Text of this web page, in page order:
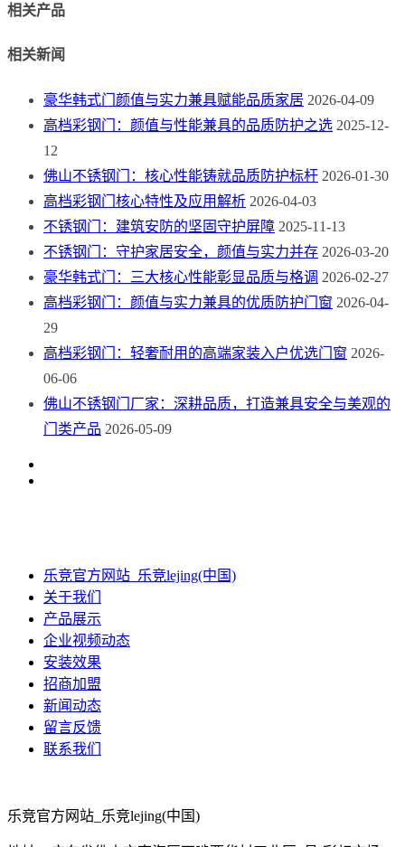
相关产品
相关新闻
豪华韩式门颜值与实力兼具赋能品质家居 2026-04-09
高档彩钢门：颜值与性能兼具的品质防护之选 2025-12-
12
佛山不锈钢门：核心性能铸就品质防护标杆 2026-01-30
高档彩钢门核心特性及应用解析 2026-04-03
不锈钢门：建筑安防的坚固守护屏障 2025-11-13
不锈钢门：守护家居安全，颜值与实力并存 2026-03-20
豪华韩式门：三大核心性能彰显品质与格调 2026-02-27
高档彩钢门：颜值与实力兼具的优质防护门窗 2026-04-
29
高档彩钢门：轻奢耐用的高端家装入户优选门窗 2026-
06-06
佛山不锈钢门厂家：深耕品质，打造兼具安全与美观的
门类产品 2026-05-09
乐竞官方网站_乐竞lejing(中国)
关于我们
产品展示
企业视频动态
安装效果
招商加盟
新闻动态
留言反馈
联系我们
乐竞官方网站_乐竞lejing(中国)